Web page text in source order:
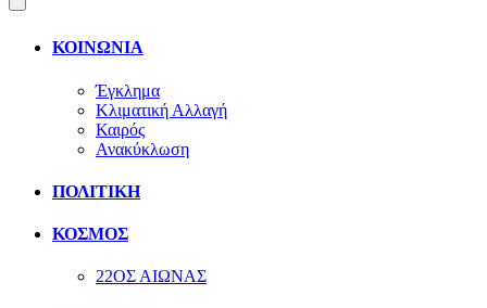
ΚΟΙΝΩΝΙΑ
Έγκλημα
Κλιματική Αλλαγή
Καιρός
Ανακύκλωση
ΠΟΛΙΤΙΚΗ
ΚΟΣΜΟΣ
22ΟΣ ΑΙΩΝΑΣ